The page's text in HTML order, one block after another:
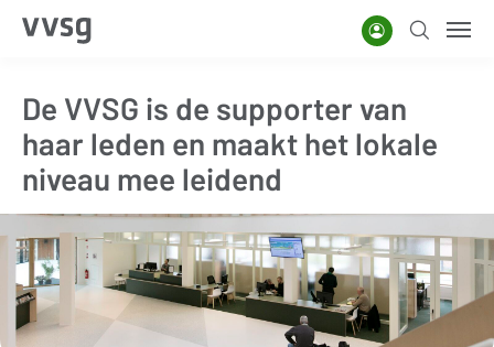
Overslaan
inhoud
gaan
AccountZoeken
De VVSG is de supporter van
haar leden en maakt het lokale
niveau mee leidend